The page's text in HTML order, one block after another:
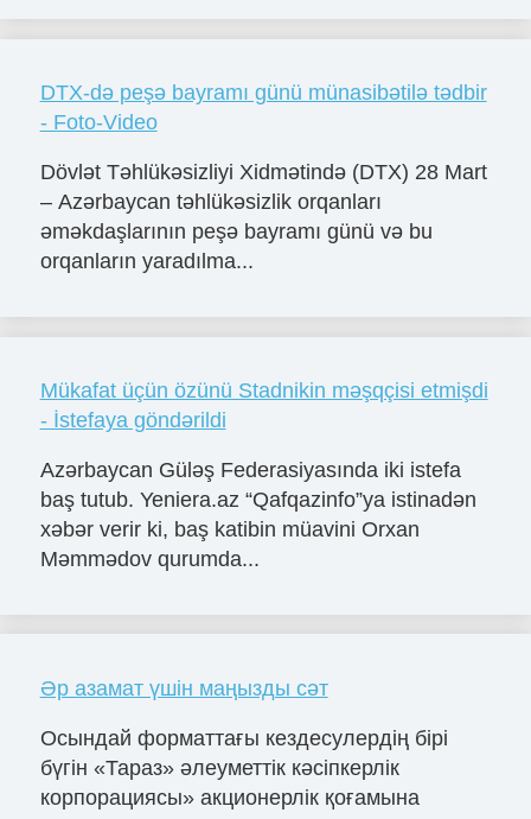
DTX-də peşə bayramı günü münasibətilə tədbir
- Foto-Video
Dövlət Təhlükəsizliyi Xidmətində (DTX) 28 Mart
– Azərbaycan təhlükəsizlik orqanları
əməkdaşlarının peşə bayramı günü və bu
orqanların yaradılma...
Mükafat üçün özünü Stadnikin məşqçisi etmişdi
- İstefaya göndərildi
Azərbaycan Güləş Federasiyasında iki istefa
baş tutub. Yeniera.az “Qafqazinfo”ya istinadən
xəbər verir ki, baş katibin müavini Orxan
Məmmədov qurumda...
Әр азамат үшін маңызды сәт
Осындай форматтағы кездесулердің бірі
бүгін «Тараз» әлеуметтік кәсіпкерлік
корпорациясы» акционерлік қоғамына